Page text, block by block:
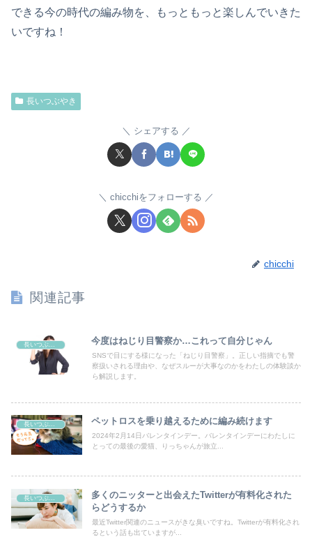
できる今の時代の編み物を、もっともっと楽しんでいきた
いですね！
長いつぶやき
シェアする
chicchiをフォローする
chicchi
関連記事
今度はねじり目警察か…これって自分じゃん
SNSで目にする様になった「ねじり目警察」。正しい指摘でも警
察扱いされる理由や、なぜスルーが大事なのかをわたしの体験談か
ら解説します。
長いつぶやき ペットロスを乗り越えるために編み続けます
2024年2月14日バレンタインデー。バレンタインデーにわたしに
とっての最後の愛猫、りっちゃんが旅立...
長いつぶやき
多くのニッターと出会えたTwitterが有料化された
らどうするか
最近Twitter関連のニュースがきな臭いですね。Twitterが有料化され
るという話も出ていますが...